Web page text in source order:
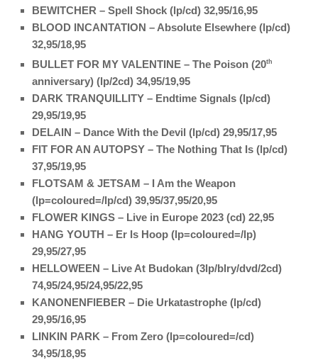
BEWITCHER – Spell Shock (lp/cd) 32,95/16,95
BLOOD INCANTATION – Absolute Elsewhere (lp/cd)
32,95/18,95
BULLET FOR MY VALENTINE – The Poison (20th
anniversary) (lp/2cd) 34,95/19,95
DARK TRANQUILLITY – Endtime Signals (lp/cd)
29,95/19,95
DELAIN – Dance With the Devil (lp/cd) 29,95/17,95
FIT FOR AN AUTOPSY – The Nothing That Is (lp/cd)
37,95/19,95
FLOTSAM & JETSAM – I Am the Weapon
(lp=coloured=/lp/cd) 39,95/37,95/20,95
FLOWER KINGS – Live in Europe 2023 (cd) 22,95
HANG YOUTH – Er Is Hoop (lp=coloured=/lp)
29,95/27,95
HELLOWEEN – Live At Budokan (3lp/blry/dvd/2cd)
74,95/24,95/24,95/22,95
KANONENFIEBER – Die Urkatastrophe (lp/cd)
29,95/16,95
LINKIN PARK – From Zero (lp=coloured=/cd)
34,95/18,95